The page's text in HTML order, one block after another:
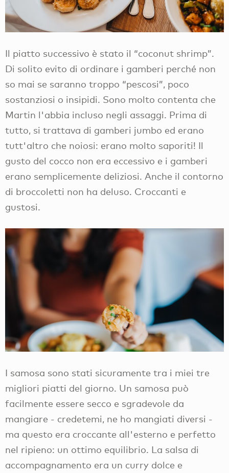
Il piatto successivo è stato il “coconut shrimp”.
Di solito evito di ordinare i gamberi perché non
so mai se saranno troppo “pescosi”, poco
sostanziosi o insipidi. Sono molto contenta che
Martin l'abbia incluso negli assaggi. Prima di
tutto, si trattava di gamberi jumbo ed erano
tutt'altro che noiosi: erano molto saporiti! Il
gusto del cocco non era eccessivo e i gamberi
erano semplicemente deliziosi. Anche il contorno
di broccoletti non ha deluso. Croccanti e
gustosi.
I samosa sono stati sicuramente tra i miei tre
migliori piatti del giorno. Un samosa può
facilmente essere secco e sgradevole da
mangiare - credetemi, ne ho mangiati diversi -
ma questo era croccante all'esterno e perfetto
nel ripieno: un ottimo equilibrio. La salsa di
accompagnamento era un curry dolce e